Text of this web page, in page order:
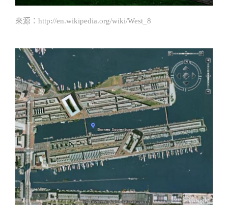
來源： http://en.wikipedia.org/wiki/West_8